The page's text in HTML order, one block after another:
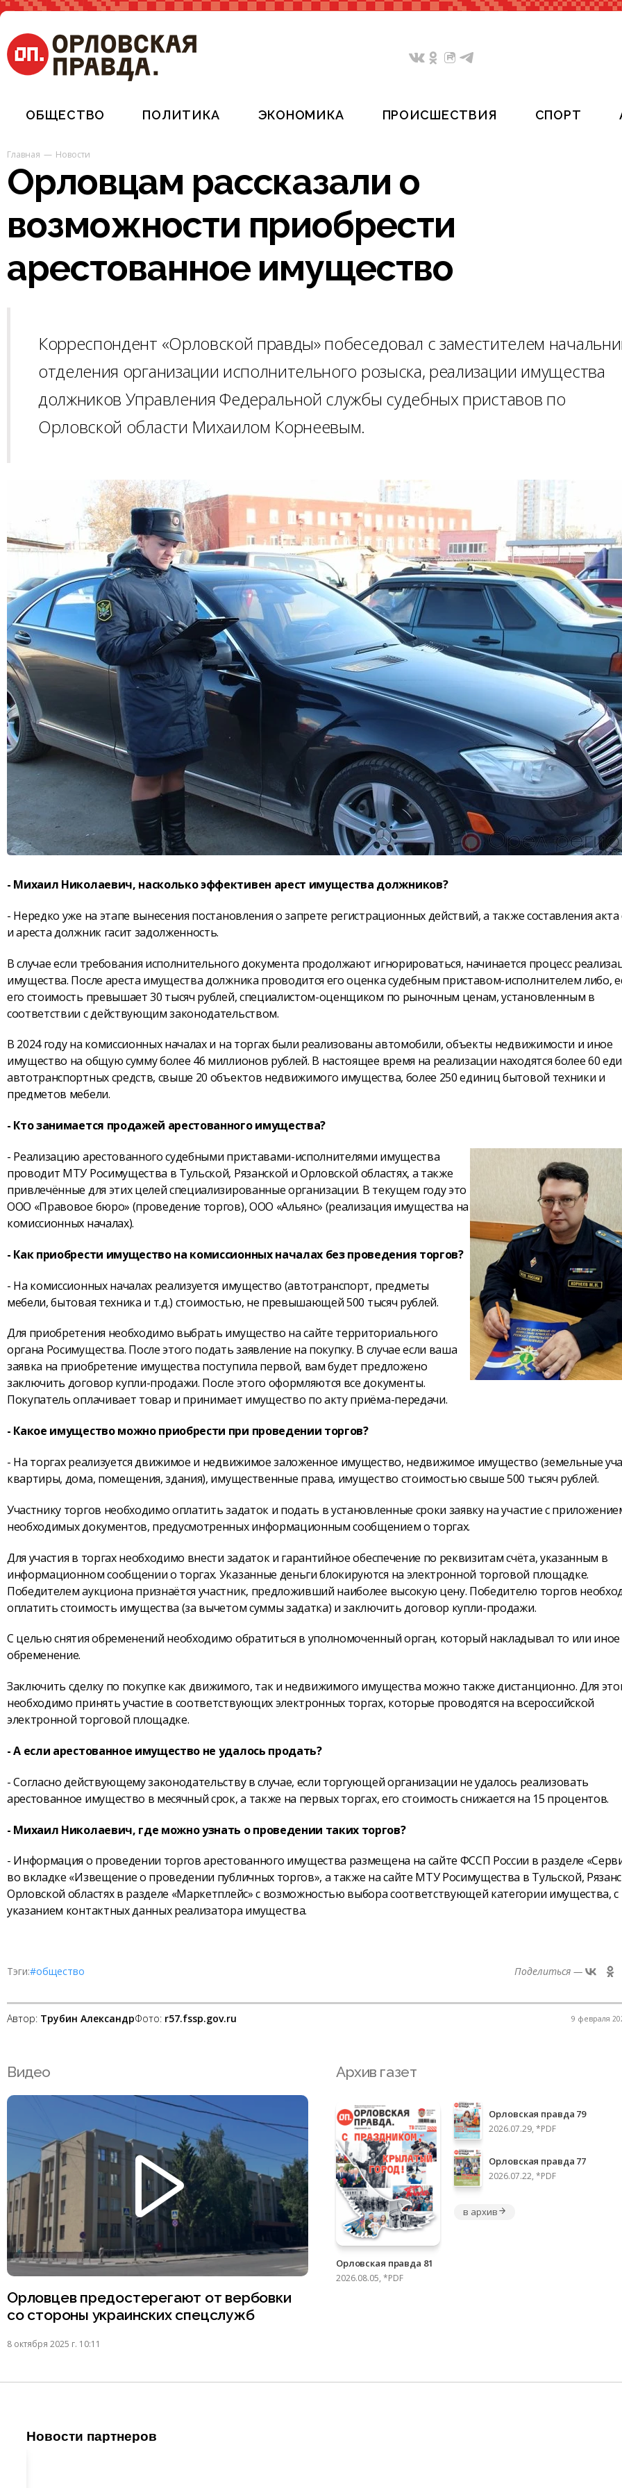
ОБЩЕСТВО ПОЛИТИКА ЭКОНОМИКА ПРОИСШЕСТВИЯ СПОРТ
Главная Новости
Орловцам рассказали о
возможности приобрести
арестованное имущество
Корреспондент «Орловской правды» побеседовал с заместителем
отделения организации исполнительного розыска, реализации имущества
должников Управления Федеральной службы судебных приставов по
Орловской области Михаилом Корнеевым.
- Михаил Николаевич, насколько эффективен арест имущества должников?
- Нередко уже на этапе вынесения постановления о запрете регистрационных действий, а также составления акта
и ареста должник гасит задолженность.
В случае если требования исполнительного документа продолжают игнорироваться, начинается процесс
имущества. После ареста имущества должника проводится его оценка судебным приставом-исполнителем либо,
его стоимость превышает 30 тысяч рублей, специалистом-оценщиком по рыночным ценам, установленным в
соответствии с действующим законодательством.
В 2024 году на комиссионных началах и на торгах были реализованы автомобили, объекты недвижимости и иное
имущество на общую сумму более 46 миллионов рублей. В настоящее время на реализации находятся более 60
автотранспортных средств, свыше 20 объектов недвижимого имущества, более 250 единиц бытовой техники и
предметов мебели.
- Кто занимается продажей арестованного имущества?
- Реализацию арестованного судебными приставами-исполнителями имущества
проводит МТУ Росимущества в Тульской, Рязанской и Орловской областях, а также
привлечённые для этих целей специализированные организации. В текущем году это
ООО «Правовое бюро» (проведение торгов), ООО «Альянс» (реализация имущества на
комиссионных началах).
- Как приобрести имущество на комиссионных началах без проведения торгов?
- На комиссионных началах реализуется имущество (автотранспорт, предметы
мебели, бытовая техника и т.д.) стоимостью, не превышающей 500 тысяч рублей.
Для приобретения необходимо выбрать имущество на сайте территориального
органа Росимущества. После этого подать заявление на покупку. В случае если ваша
заявка на приобретение имущества поступила первой, вам будет предложено
заключить договор купли-продажи. После этого оформляются все документы.
Покупатель оплачивает товар и принимает имущество по акту приёма-передачи.
- Какое имущество можно приобрести при проведении торгов?
- На торгах реализуется движимое и недвижимое заложенное имущество, недвижимое имущество (земельные
квартиры, дома, помещения, здания), имущественные права, имущество стоимостью свыше 500 тысяч рублей.
Участнику торгов необходимо оплатить задаток и подать в установленные сроки заявку на участие с
необходимых документов, предусмотренных информационным сообщением о торгах.
Для участия в торгах необходимо внести задаток и гарантийное обеспечение по реквизитам счёта, указанным в
информационном сообщении о торгах. Указанные деньги блокируются на электронной торговой площадке.
Победителем аукциона признаётся участник, предложивший наиболее высокую цену. Победителю торгов
оплатить стоимость имущества (за вычетом суммы задатка) и заключить договор купли-продажи.
С целью снятия обременений необходимо обратиться в уполномоченный орган, который накладывал то или иное
обременение.
Заключить сделку по покупке как движимого, так и недвижимого имущества можно также дистанционно. Для
необходимо принять участие в соответствующих электронных торгах, которые проводятся на всероссийской
электронной торговой площадке.
- А если арестованное имущество не удалось продать?
- Согласно действующему законодательству в случае, если торгующей организации не удалось реализовать
арестованное имущество в месячный срок, а также на первых торгах, его стоимость снижается на 15 процентов.
- Михаил Николаевич, где можно узнать о проведении таких торгов?
- Информация о проведении торгов арестованного имущества размещена на сайте ФССП России в разделе
во вкладке «Извещение о проведении публичных торгов», а также на сайте МТУ Росимущества в Тульской,
Орловской областях в разделе «Маркетплейс» с возможностью выбора соответствующей категории имущества, с
указанием контактных данных реализатора имущества.
Тэги:#общество Поделиться —
Автор: Трубин АлександрФото: r57.fssp.gov.ru 9 февраля
Видео
Орловцев предостерегают от вербовки
со стороны украинских спецслужб
8 октября 2025 г. 10:11
Архив газет
Орловская правда 81
2026.08.05, *PDF
Орловская правда 79
2026.07.29, *PDF
Орловская правда 77
2026.07.22, *PDF
в архив
Новости партнеров